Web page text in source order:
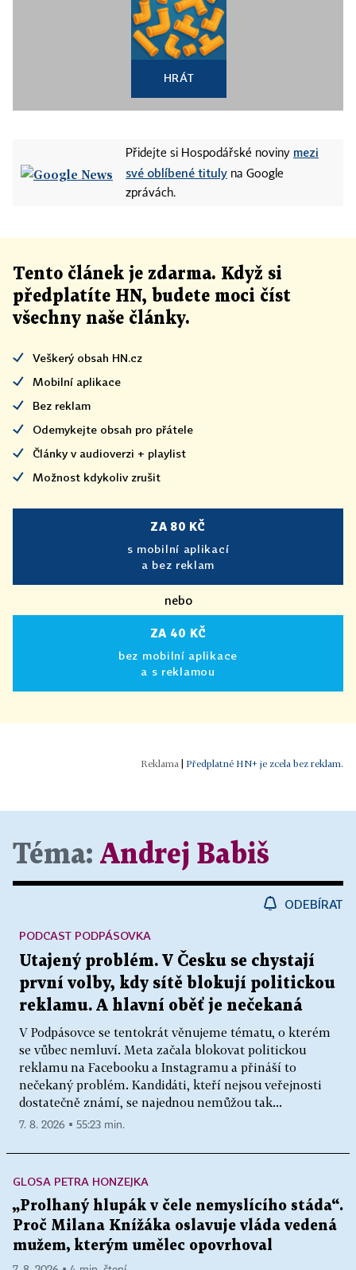
HRÁT
Přidejte si Hospodářské noviny mezi
své oblíbené tituly na Google
zprávách.
Tento článek je zdarma. Když si
předplatíte HN, budete moci číst
všechny naše články.
Veškerý obsah HN.cz
Mobilní aplikace
Bez reklam
Odemykejte obsah pro přátele
Články v audioverzi + playlist
Možnost kdykoliv zrušit
ZA 80 KČ
s mobilní aplikací
a bez reklam
nebo
ZA 40 KČ
bez mobilní aplikace
a s reklamou
Předplatné HN+ je zcela bez reklam.
Téma: Andrej Babiš
ODEBÍRAT
Utajený problém. V Česku se chystají
první volby, kdy sítě blokují politickou
reklamu. A hlavní oběť je nečekaná
V Podpásovce se tentokrát věnujeme tématu, o kterém
se vůbec nemluví. Meta začala blokovat politickou
reklamu na Facebooku a Instagramu a přináší to
nečekaný problém. Kandidáti, kteří nejsou veřejnosti
dostatečně známí, se najednou nemůžou tak...
PODCAST PODPÁSOVKA
7. 8. 2026 ▪ 55:23 min.
GLOSA PETRA HONZEJKA
„Prolhaný hlupák v čele nemyslícího stáda“.
Proč Milana Knížáka oslavuje vláda vedená
mužem, kterým umělec opovrhoval